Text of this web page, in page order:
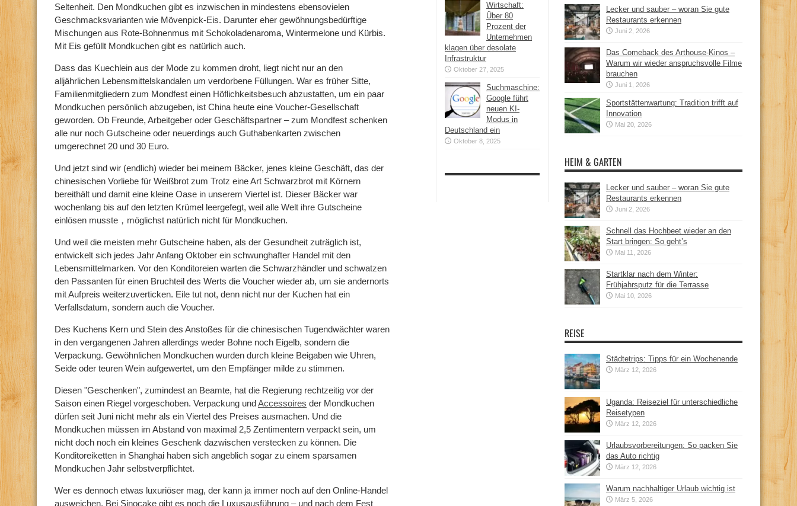
Seltenheit. Den Mondkuchen gibt es inzwischen in mindestens ebensovielen
Geschmacksvarianten wie Mövenpick-Eis. Darunter eher gewöhnungsbedürftige
Mischungen aus Rote-Bohnenmus mit Schokoladenaroma, Wintermelone und Kürbis.
Mit Eis gefüllt Mondkuchen gibt es natürlich auch.
Dass das Kuechlein aus der Mode zu kommen droht, liegt nicht nur an den
alljährlichen Lebensmittelskandalen um verdorbene Füllungen. War es früher Sitte,
Familienmitgliedern zum Mondfest einen Höflichkeitsbesuch abzustatten, um ein paar
Mondkuchen persönlich abzugeben, ist China heute eine Voucher-Gesellschaft
geworden. Ob Freunde, Arbeitgeber oder Geschäftspartner – zum Mondfest schenken
alle nur noch Gutscheine oder neuerdings auch Guthabenkarten zwischen
umgerechnet 20 und 30 Euro.
Und jetzt sind wir (endlich) wieder bei meinem Bäcker, jenes kleine Geschäft, das der
chinesischen Vorliebe für Weißbrot zum Trotz eine Art Schwarzbrot mit Körnern
bereithält und damit eine kleine Oase in unserem Viertel ist. Dieser Bäcker war
wochenlang bis auf den letzten Krümel leergefegt, weil alle Welt ihre Gutscheine
einlösen musste，möglichst natürlich nicht für Mondkuchen.
Und weil die meisten mehr Gutscheine haben, als der Gesundheit zuträglich ist,
entwickelt sich jedes Jahr Anfang Oktober ein schwunghafter Handel mit den
Lebensmittelmarken. Vor den Konditoreien warten die Schwarzhändler und schwatzen
den Passanten für einen Bruchteil des Werts die Voucher wieder ab, um sie andernorts
mit Aufpreis weiterzuverticken. Eile tut not, denn nicht nur der Kuchen hat ein
Verfallsdatum, sondern auch die Voucher.
Des Kuchens Kern und Stein des Anstoßes für die chinesischen Tugendwächter waren
in den vergangenen Jahren allerdings weder Bohne noch Eigelb, sondern die
Verpackung. Gewöhnlichen Mondkuchen wurden durch kleine Beigaben wie Uhren,
Seide oder teuren Wein aufgewertet, um den Empfänger milde zu stimmen.
Diesen "Geschenken", zumindest an Beamte, hat die Regierung rechtzeitig vor der
Saison einen Riegel vorgeschoben. Verpackung undAccessoires der Mondkuchen
dürfen seit Juni nicht mehr als ein Viertel des Preises ausmachen. Und die
Mondkuchen müssen im Abstand von maximal 2,5 Zentimentern verpackt sein, um
nicht doch noch ein kleines Geschenk dazwischen verstecken zu können. Die
Konditoreiketten in Shanghai haben sich angeblich sogar zu einem sparsamen
Mondkuchen Jahr selbstverpflichtet.
Wer es dennoch etwas luxuriöser mag, der kann ja immer noch auf den Online-Handel
ausweichen. Bei Sinocake gibt es noch die Luxusausführung – und nach dem Fest
Wirtschaft:
Über 80
Prozent der
Unternehmen
klagen über desolate
Infrastruktur
Oktober 27, 2025
Suchmaschine:
Google führt
neuen KI-
Modus in
Deutschland ein
Oktober 8, 2025
Lecker und sauber – woran Sie gute
Restaurants erkennen
Juni 2, 2026
Das Comeback des Arthouse-Kinos –
Warum wir wieder anspruchsvolle Filme
brauchen
Juni 1, 2026
Sportstättenwartung: Tradition trifft auf
Innovation
Mai 20, 2026
HEIM & GARTEN
Lecker und sauber – woran Sie gute
Restaurants erkennen
Juni 2, 2026
Schnell das Hochbeet wieder an den
Start bringen: So geht’s
Mai 11, 2026
Startklar nach dem Winter:
Frühjahrsputz für die Terrasse
Mai 10, 2026
REISE
Städtetrips: Tipps für ein Wochenende
März 12, 2026
Uganda: Reiseziel für unterschiedliche
Reisetypen
März 12, 2026
Urlaubsvorbereitungen: So packen Sie
das Auto richtig
März 12, 2026
Warum nachhaltiger Urlaub wichtig ist
März 5, 2026